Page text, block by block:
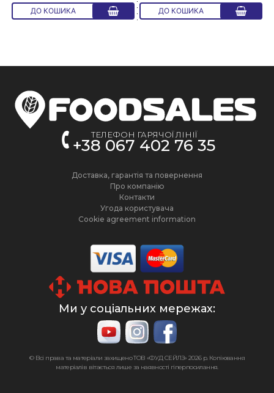
ДО КОШИКА ДО КОШИКА
ТЕЛЕФОН ГАРЯЧОЇ ЛІНІЇ
+38 067 402 76 35
Доставка, гарантія та повернення
Про компанію
Контакти
Угода користувача
Cookie agreement information
Ми у соціальних мережах:
© Всі права та матеріали захищено ТОВ «ФУД СЕЙЛЗ» 2026 р. Копіювання
матеріалів вітається лише за наявності гіперпосилання.